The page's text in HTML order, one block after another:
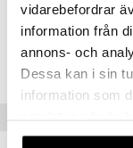
vidarebefordrar
information från
annons- och
Dessa kan i sin
information som
våra cookies vid
Tuotenumero
HSKKE-98-30